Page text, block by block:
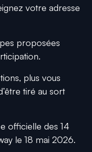
votre adresse
proposées
plus vous
tiré au sort
officielle des 14
le 18 mai 2026.